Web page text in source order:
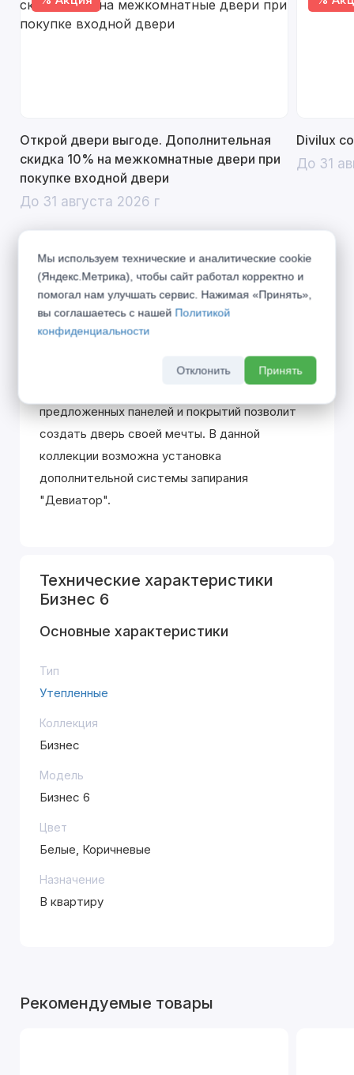
Открой двери выгоде. Дополнительная
скидка 10% на межкомнатные двери при
покупке входной двери
До 31 августа 2026 г
Divilux
До 31
Описание
Надежные двери коллекции Бизнес подарят
уплотнителей "HERMETIC" защитит Вас от
постороннего шума и запаха. Многообразие
предложенных панелей и покрытий позволит
создать дверь своей мечты. В данной
коллекции возможна установка
дополнительной системы запирания
"Девиатор".
Технические характеристики
Бизнес 6
Основные характеристики
Тип
Утепленные
Коллекция
Бизнес
Модель
Бизнес 6
Цвет
Белые, Коричневые
Назначение
В квартиру
Рекомендуемые товары
Мы используем технические и аналитические cookie
(Яндекс.Метрика), чтобы сайт работал корректно и
помогал нам улучшать сервис. Нажимая «Принять»,
вы соглашаетесь с нашей Политикой
конфиденциальности
Отклонить Принять